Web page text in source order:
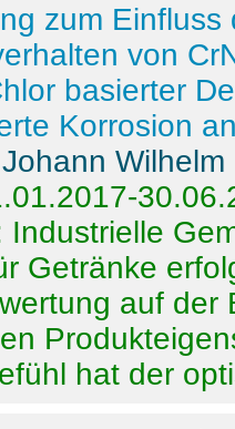
zum
von
basierter
Korrosion
Industrielle
Getränke
auf der
hat der